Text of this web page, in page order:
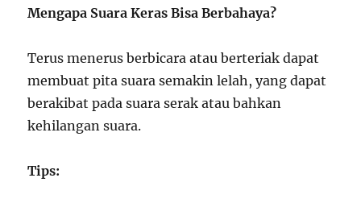
Mengapa Suara Keras Bisa Berbahaya?
Terus menerus berbicara atau berteriak dapat
membuat pita suara semakin lelah, yang dapat
berakibat pada suara serak atau bahkan
kehilangan suara.
Tips: